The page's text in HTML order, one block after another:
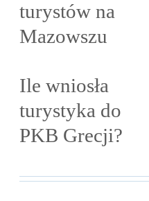
turystów na
Mazowszu
Ile wniosła
turystyka do
PKB Grecji?